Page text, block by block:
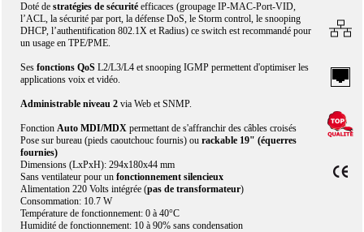
Doté destratégies de sécurité efficaces (groupage IP-MAC-Port-VID,
l’ACL, la sécurité par port, la défense DoS, le Storm control, le snooping
DHCP, l’authentification 802.1X et Radius) ce switch est recommandé pour
un usage en TPE/PME.
Sesfonctions QoS L2/L3/L4 et snooping IGMP permettent d'optimiser les
applications voix et vidéo.
Administrable niveau 2 via Web et SNMP.
FonctionAuto MDI/MDX permettant de s'affranchir des câbles croisés
Pose sur bureau (pieds caoutchouc fournis) ourackable 19" (équerres
fournies)
Dimensions (LxPxH): 294x180x44 mm
Sans ventilateur pour unfonctionnement silencieux
Alimentation 220 Volts intégrée (pas de transformateur)
Consommation: 10.7 W
Température de fonctionnement: 0 à 40°C
Humidité de fonctionnement: 10 à 90% sans condensation